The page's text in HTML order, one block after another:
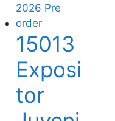
15013
Exposi
tor